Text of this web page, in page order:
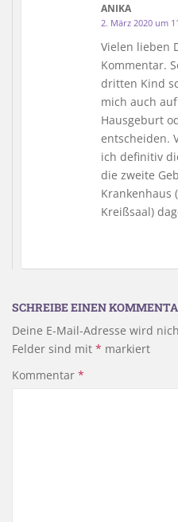
ANIKA
2. März 2020 um
Vielen lieben
Kommentar.
dritten Kind
mich auch
Hausgeburt
entscheiden.
ich definitiv
die zweite
Krankenhaus
Kreißsaal)
SCHREIBE EINEN
Deine E-Mail-Adresse wird
Felder sind mit * markiert
Kommentar *